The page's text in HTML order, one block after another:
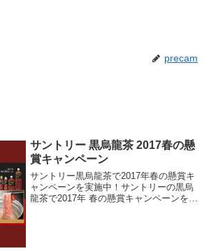
precam
サントリー 黒烏龍茶 2017春の懸
賞キャンペーン
サントリー黒烏龍茶で2017年春の懸賞キ
ャンペーンを実施中！サントリーの黒烏
龍茶で2017年 春の懸賞キャンペーンを実